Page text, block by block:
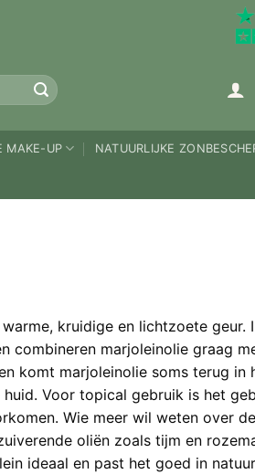
MAKE-UP NATUURLIJKE
kruidige en lichtzoete geur.
combineren marjoleinolie graag
komt marjoleinolie soms terug in
Voor topical gebruik is het
Wie meer wil weten over
oliën zoals tijm en
ideaal en past het goed in